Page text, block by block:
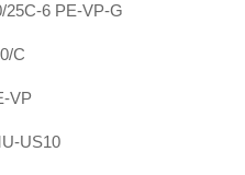
25C-6 PE-VP-G
C
VP
US10